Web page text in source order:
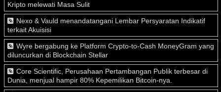
Kripto melewati Masa Sulit
Nexo & Vauld menandatangani Lembar Persyaratan Indikatif
terkait Akuisisi
Wyre bergabung ke Platform Crypto-to-Cash MoneyGram yang
diluncurkan di Blockchain Stellar
Core Scientific, Perusahaan Pertambangan Publik terbesar di
Dunia, menjual hampir 80% Kepemilikan Bitcoin-nya.